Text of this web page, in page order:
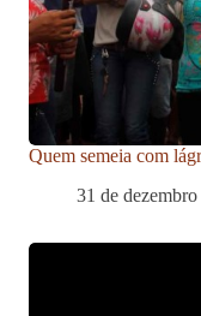
Quem semeia com
31 de